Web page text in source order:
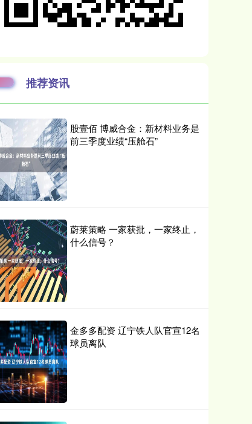
推荐资讯
股壹佰 博威合金：新材料业务是
前三季度业绩“压舱石”
蔚莱策略 一家获批，一家终止，
什么信号？
金多多配资 辽宁铁人队官宣12名
球员离队